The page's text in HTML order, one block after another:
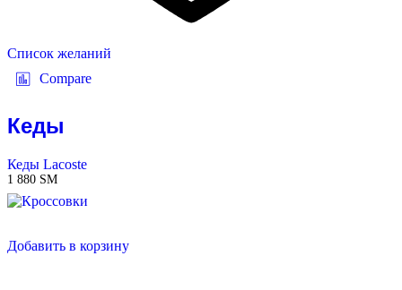
Список желаний
Compare
Кеды
Кеды Lacoste
1 880 ЅМ
Добавить в корзину